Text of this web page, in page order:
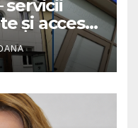
servicii
și acces